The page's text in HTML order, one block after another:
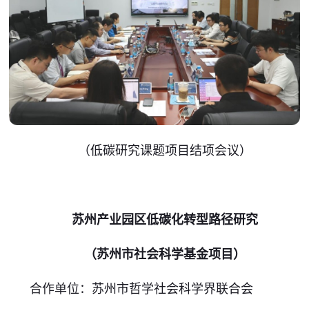
（低碳研究课题项目结项会议）
苏州产业园区低碳化转型路径研究
（苏州市社会科学基金项目 ）
合作单位：苏州市哲学社会科学界联合会